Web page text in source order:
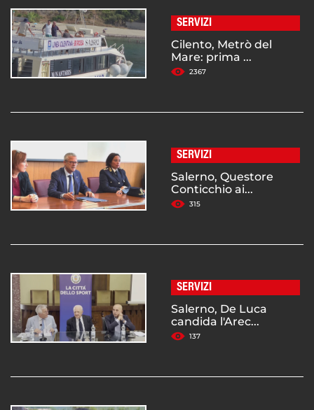
SERVIZI
Cilento, Metrò del
Mare: prima ...
2367
SERVIZI
Salerno, Questore
Conticchio ai...
315
SERVIZI
Salerno, De Luca
candida l'Arec...
137